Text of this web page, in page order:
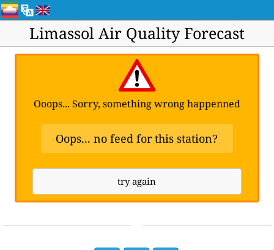
Limassol Air Quality Forecast
Ooops... Sorry, something wrong happenned
Oops... no feed for this station?
try again